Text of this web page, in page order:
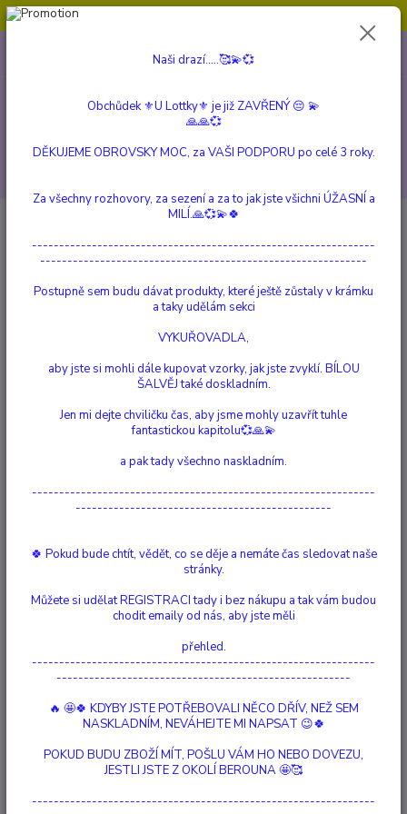
CZK
VETERINÁRNÍ PRODUKTY
HLAVNÍ PRODUKTY PENTAGRAMU
RENOVET
Upřesnit parametry
Nejnovější Nejlevnější Nejdražší
Zobrazuji 1-1 z 1
RENOVET - element Voda
Naši drazí.....🥰💫💞
Obchůdek ⚜️U Lottky⚜️ je již ZAVŘENÝ 😔 💫
🙏🙏💞
DĚKUJEME OBROVSKY MOC, za VAŠI PODPORU po celé 3 roky.
Za všechny rozhovory, za sezení a za to jak jste všichni ÚŽASNÍ a
MILÍ.🙏💞💫🍀
---------------------------------------------------------------
------------------------------------------------------------
Postupně sem budu dávat produkty, které ještě zůstaly v krámku
a taky udělám sekci
VYKUŘOVADLA,
aby jste si mohli dále kupovat vzorky, jak jste zvyklí. BÍLOU
ŠALVĚJ také doskladním.
Jen mi dejte chviličku čas, aby jsme mohly uzavřít tuhle
fantastickou kapitolu💞🙏💫
a pak tady všechno naskladním.
---------------------------------------------------------------
-----------------------------------------------
🍀 Pokud bude chtít, vědět, co se děje a nemáte čas sledovat naše
stránky.
Můžete si udělat REGISTRACI tady i bez nákupu a tak vám budou
chodit emaily od nás, aby jste měli
přehled.
---------------------------------------------------------------
------------------------------------------------------
🔥 🤩🍀 KDYBY JSTE POTŘEBOVALI NĚCO DŘÍV, NEŽ SEM
NASKLADNÍM, NEVÁHEJTE MI NAPSAT 😉🍀
POKUD BUDU ZBOŽÍ MÍT, POŠLU VÁM HO NEBO DOVEZU,
JESTLI JSTE Z OKOLÍ BEROUNA 🤩🥰
---------------------------------------------------------------